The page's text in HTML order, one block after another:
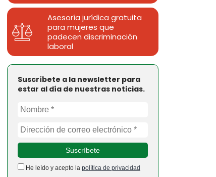
Asesoría jurídica gratuita
para mujeres que
padecen discriminación
laboral
Suscríbete a la newsletter para
estar al día de nuestras noticias.
He leído y acepto la política de privacidad